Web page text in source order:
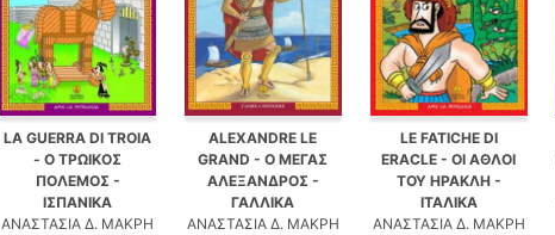
LA GUERRA DI TROIA
- Ο ΤΡΩΙΚΟΣ
ΠΟΛΕΜΟΣ -
ΙΣΠΑΝΙΚΑ
ΑΝΑΣΤΑΣΙΑ Δ. ΜΑΚΡΗ
ALEXANDRE LE
GRAND - Ο ΜΕΓΑΣ
ΑΛΕΞΑΝΔΡΟΣ -
ΓΑΛΛΙΚΑ
ΑΝΑΣΤΑΣΙΑ Δ. ΜΑΚΡΗ
LE FATICHE DI
ERACLE - ΟΙ ΑΘΛΟΙ
ΤΟΥ ΗΡΑΚΛΗ -
ΙΤΑΛΙΚΑ
ΑΝΑΣΤΑΣΙΑ Δ. ΜΑΚΡΗ